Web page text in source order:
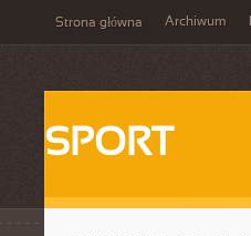
Strona główna Archiwum
SPORT